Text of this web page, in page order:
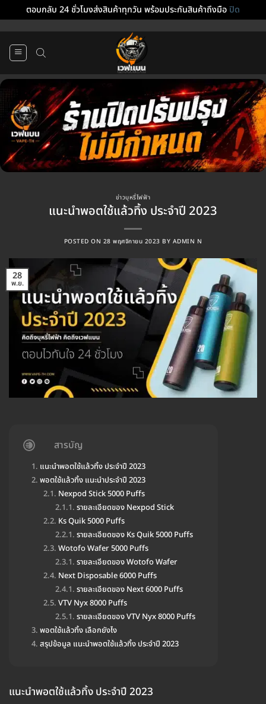
ตอบกลับ 24 ชั่วโมงส่งสินค้าทุกวัน พร้อมประกันสินค้าถึงมือปิด
ข่าวบุหรี่ไฟฟ้า
แนะนำพอตใช้แล้วทิ้ง ประจำปี 2023
POSTED ON 28 พฤศจิกายน 2023 BY ADMIN N
28
พ.ย.
สารบัญ
แนะนำพอตใช้แล้วทิ้ง ประจำปี 2023
พอตใช้แล้วทิ้ง แนะนำประจำปี 2023
Nexpod Stick 5000 Puffs
รายละเอียดของ Nexpod Stick
Ks Quik 5000 Puffs
รายละเอียดของ Ks Quik 5000 Puffs
Wotofo Wafer 5000 Puffs
รายละเอียดของ Wotofo Wafer
Next Disposable 6000 Puffs
รายละเอียดของ Next 6000 Puffs
VTV Nyx 8000 Puffs
รายละเอียดของ VTV Nyx 8000 Puffs
พอตใช้แล้วทิ้ง เลือกยังไง
สรุปข้อมูล แนะนำพอตใช้แล้วทิ้ง ประจำปี 2023
แนะนำพอตใช้แล้วทิ้ง ประจำปี 2023